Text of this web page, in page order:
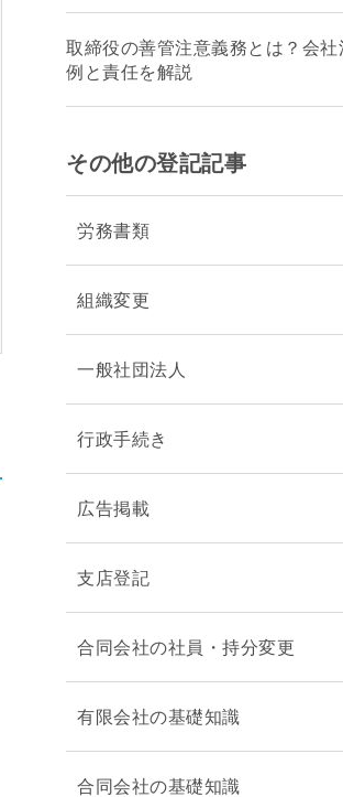
取締役の善管注意義務とは？会
例と責任を解説
その他の登記記事
労務書類
組織変更
一般社団法人
行政手続き
広告掲載
支店登記
合同会社の社員・持分変更
有限会社の基礎知識
合同会社の基礎知識